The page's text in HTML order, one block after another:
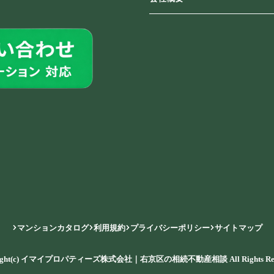
マンションカタログ 利用規約 プライバシーポリシー サイトマップ
イマイプロパティーズ株式会社｜右京区の相続不動産相談 All Rights